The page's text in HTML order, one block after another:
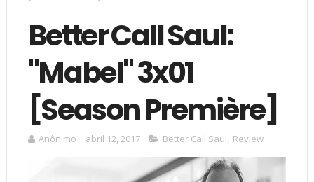
Better Call Saul:
"Mabel" 3x01
[Season Première]
Anônimo abril 12, 2017 Better Call Saul, Review